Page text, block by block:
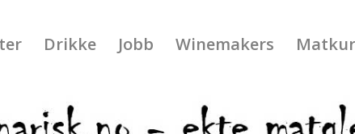
Drikke Jobb Winemakers